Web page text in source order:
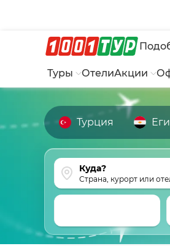
Туры ОтелиАкции
Турция
Страна, курорт или